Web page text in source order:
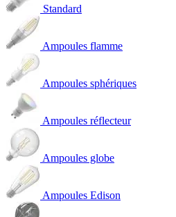
Standard
Ampoules flamme
Ampoules sphériques
Ampoules réflecteur
Ampoules globe
Ampoules Edison